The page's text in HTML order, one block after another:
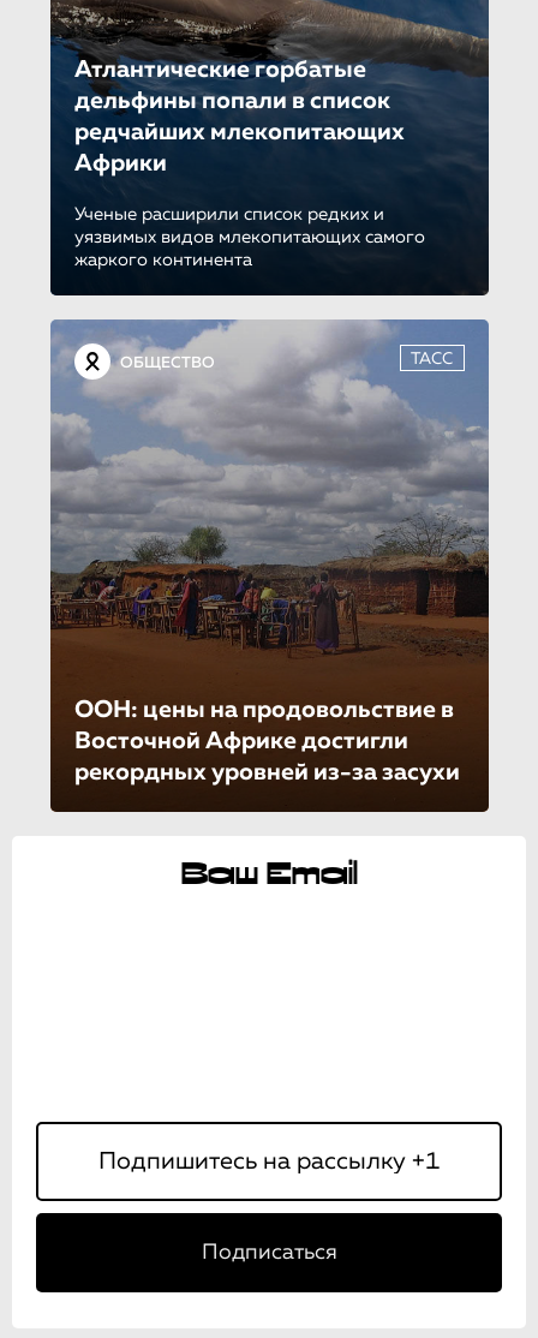
Атлантические горбатые
дельфины попали в список
редчайших млекопитающих
Африки
Ученые расширили список редких и
уязвимых видов млекопитающих самого
жаркого континента
ОБЩЕСТВО ТАСС
ООН: цены на продовольствие в
Восточной Африке достигли
рекордных уровней из-за засухи
Ваш Email
Подписаться